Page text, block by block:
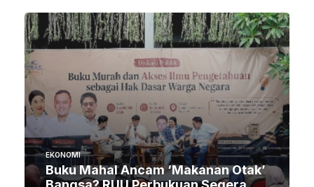
EKONOMI
Buku Mahal Ancam ‘Makanan Otak’